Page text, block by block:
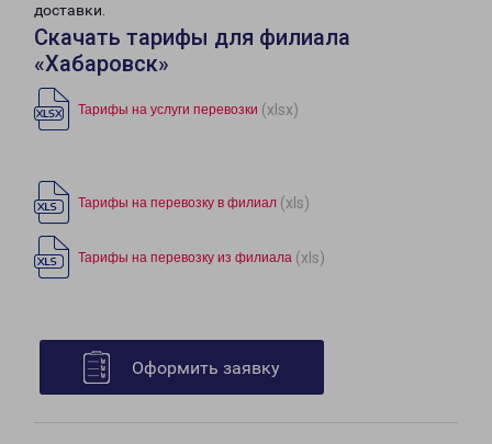
доставки.
Скачать тарифы для филиала
«Хабаровск»
Тарифы на услуги перевозки (xlsx)
Тарифы на перевозку в филиал (xls)
Тарифы на перевозку из филиала (xls)
Оформить заявку